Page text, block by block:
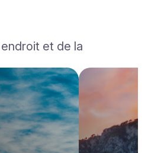
De 2200
maintenant
et de la